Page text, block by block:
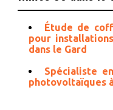
Étude de
pour
dans le Gard
Spécialiste
photovoltaïques